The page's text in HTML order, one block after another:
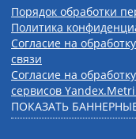
Порядок обработки
Политика
Согласие на
связи
Согласие на
сервисов
ПОКАЗАТЬ